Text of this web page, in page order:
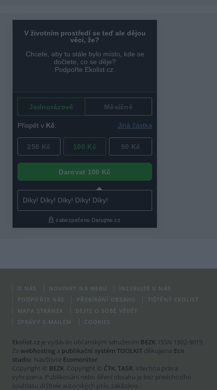
O NÁS NOVINKY NA WEBU
INZERUJTE U NÁS
PODPOŘTE NÁS
PŘEBÍRÁNÍ OBSAHU
TIŠTĚNÝ EKOLIST
MAPA STRÁNEK
DEJTE O SOBĚ VĚDĚT
ZPRÁVY E-MAILEM
COOKIES
Ekolist.cz je vydáván občanským sdružením BEZK. ISSN 1802-9019.
Za webhosting a publikační systém TOOLKIT děkujeme Ecn
studiu. Navštivte Ecomonitor.
Copyright © BEZK. Copyright © ČTK, TASR. Všechna práva
vyhrazena. Publikování nebo šíření obsahu je bez předchozího
souhlasu držitele autorských práv zakázáno.